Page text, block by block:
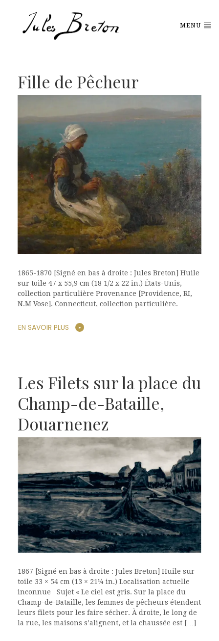
MENU
Fille de Pêcheur
1865-1870 [Signé en bas à droite : Jules Breton] Huile
sur toile 47 x 55,9 cm (18 1/2 x 22 in.) États-Unis,
collection particulière Provenance [Providence, RI,
N.M Vose]. Connecticut, collection particulière.
EN SAVOIR PLUS
Les Filets sur la place du
Champ-de-Bataille,
Douarnenez
1867 [Signé en bas à droite : Jules Breton] Huile sur
toile 33 × 54 cm (13 × 21¼ in.) Localisation actuelle
inconnue Sujet « Le ciel est gris. Sur la place du
Champ-de-Bataille, les femmes de pêcheurs étendent
leurs filets pour les faire sécher. À droite, le long de
la rue, les maisons s’alignent, et la chaussée est […]